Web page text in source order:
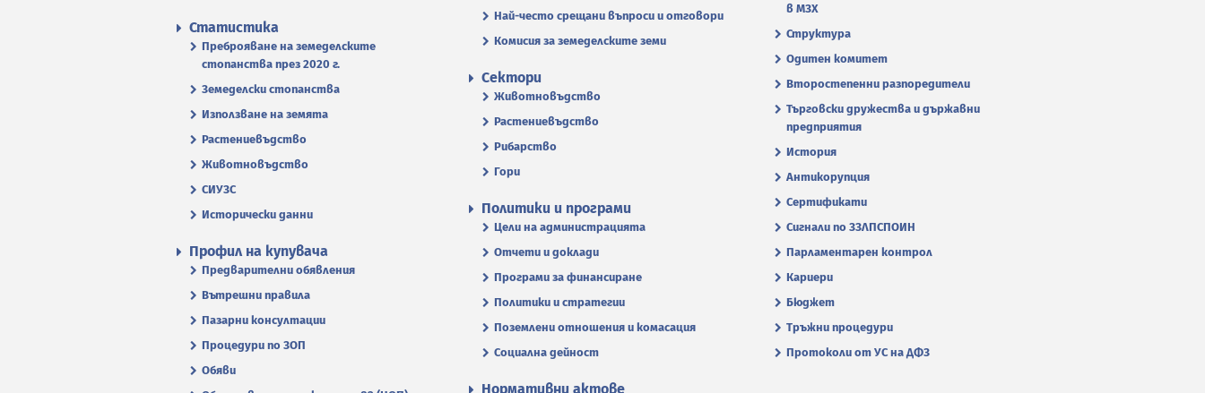
Най-често срещани въпроси и отговори
Комисия за земеделските земи
в МЗХ
Структура
Одитен комитет
Второстепенни разпоредители
Търговски дружества и държавни
предприятия
История
Антикорупция
Сертификати
Сигнали по ЗЗЛПСПОИН
Парламентарен контрол
Кариери
Бюджет
Тръжни процедури
Протоколи от УС на ДФЗ
Статистика
Преброяване на земеделските
стопанства през 2020 г.
Земеделски стопанства
Използване на земята
Растениевъдство
Животновъдство
СИУЗС
Исторически данни
Сектори
Животновъдство
Растениевъдство
Рибарство
Гори
Политики и програми
Цели на администрацията
Отчети и доклади
Програми за финансиране
Политики и стратегии
Поземлени отношения и комасация
Социална дейност
Профил на купувача
Предварителни обявления
Вътрешни правила
Пазарни консултации
Процедури по ЗОП
Обяви
Нормативни актове